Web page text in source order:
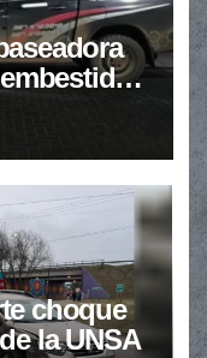
choque
la UNSA